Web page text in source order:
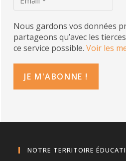
Nous gardons vos données
partageons qu’avec les
ce service possible.Voir les
NOTRE TERRITOIRE